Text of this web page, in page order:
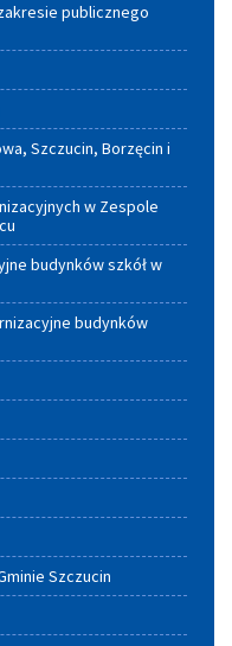
publicznego
Szczucin, Borzęcin i
w Zespole
budynków szkół w
budynków
Szczucin